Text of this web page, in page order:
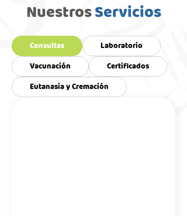
NuestrosServicios
Consultas
Laboratorio
Vacunación
Certificados
Eutanasia y Cremación